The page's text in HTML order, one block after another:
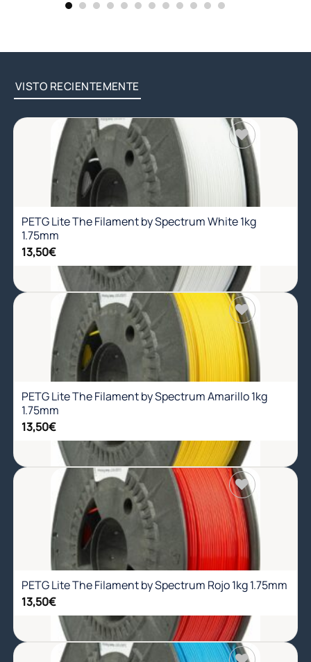
VISTO RECIENTEMENTE
Añadir
a la
lista de
deseos
PETG Lite The Filament by Spectrum White 1kg
1.75mm
13,50€
Añadir
a la
lista de
PETG Lite The Filament by Spectrum Amarillo 1kg
1.75mm
13,50€
Añadir
a la
lista de
deseos
PETG Lite The Filament by Spectrum Rojo 1kg 1.75mm
13,50€